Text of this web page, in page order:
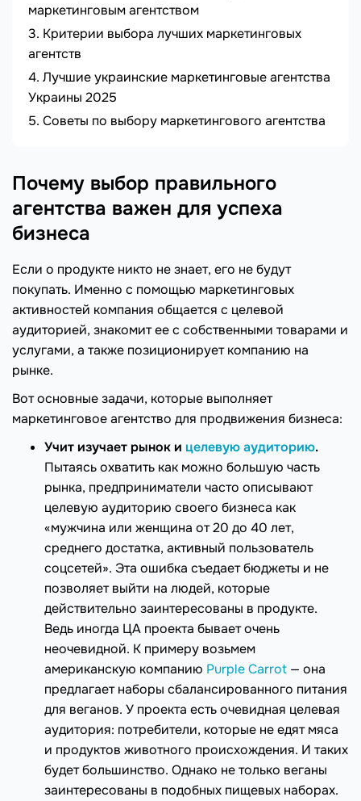
маркетинговым агентством
Критерии выбора лучших маркетинговых
агентств
Лучшие украинские маркетинговые агентства
Украины 2025
Советы по выбору маркетингового агентства
Почему выбор правильного
агентства важен для успеха
бизнеса
Если о продукте никто не знает, его не будут
покупать. Именно с помощью маркетинговых
активностей компания общается с целевой
аудиторией, знакомит ее с собственными товарами и
услугами, а также позиционирует компанию на
рынке.
Вот основные задачи, которые выполняет
маркетинговое агентство для продвижения бизнеса:
Учит изучает рынок и целевую аудиторию.
Пытаясь охватить как можно большую часть
рынка, предприниматели часто описывают
целевую аудиторию своего бизнеса как
«мужчина или женщина от 20 до 40 лет,
среднего достатка, активный пользователь
соцсетей». Эта ошибка съедает бюджеты и не
позволяет выйти на людей, которые
действительно заинтересованы в продукте.
Ведь иногда ЦА проекта бывает очень
неочевидной. К примеру возьмем
американскую компанию Purple Carrot — она
предлагает наборы сбалансированного питания
для веганов. У проекта есть очевидная целевая
аудитория: потребители, которые не едят мяса
и продуктов животного происхождения. И таких
будет большинство. Однако не только веганы
заинтересованы в подобных пищевых наборах.